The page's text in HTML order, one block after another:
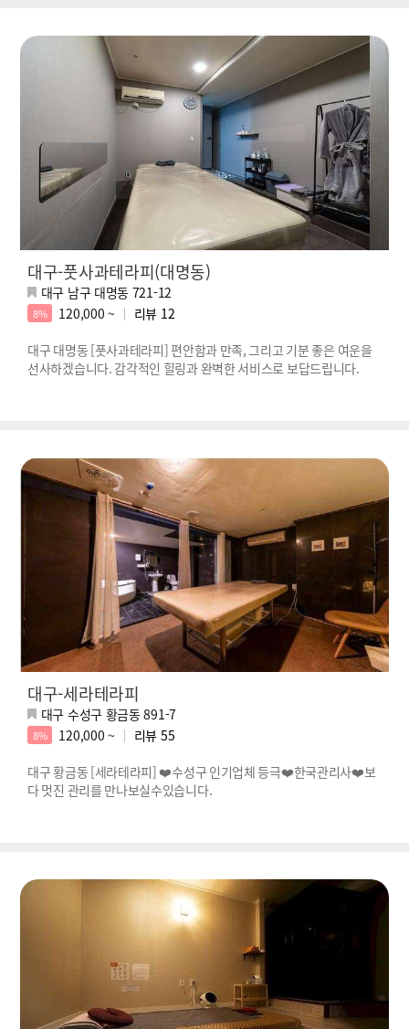
대구-풋사과테라피(대명동)
대구 남구 대명동 721-12
8% 120,000 ~ 리뷰 12
대구 대명동 [풋사과테라피] 편안함과 만족, 그리고 기분 좋은 여운을
선사하겠습니다. 감각적인 힐링과 완벽한 서비스로 보답드립니다.
대구-세라테라피
대구 수성구 황금동 891-7
8% 120,000 ~ 리뷰 55
대구 황금동 [세라테라피] ❤️수성구 인기업체 등극❤️한국관리사❤️보
다 멋진 관리를 만나보실수있습니다.